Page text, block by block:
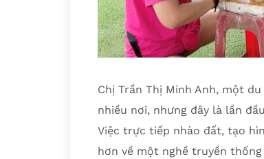
Chị Trần Thị Minh Anh, một
nhiều nơi, nhưng đây là lần
Việc trực tiếp nhào đất, tạo
hơn về một nghề truyền